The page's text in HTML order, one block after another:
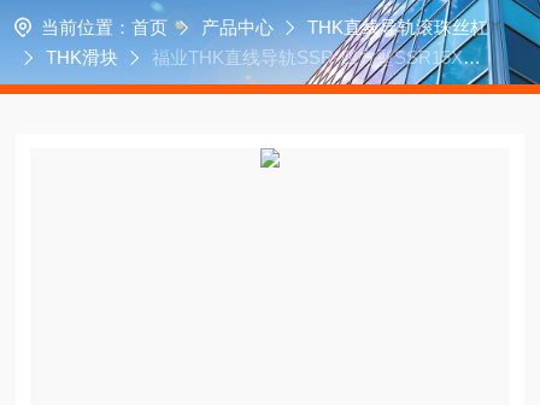
当前位置： 首页 产品中心
THK直线导轨滚珠丝杠
THK滑块
福业THK直线导轨SSR-四方型SSR15XW
运动滑块轴承